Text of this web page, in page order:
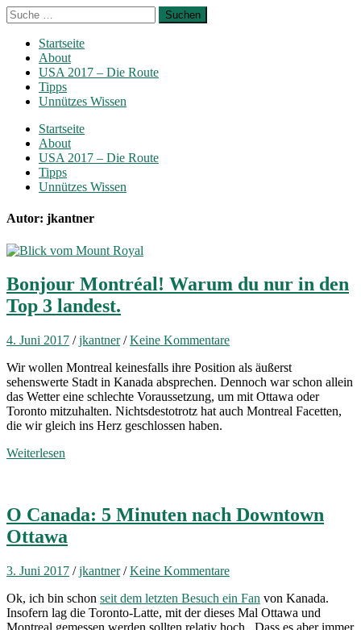
Startseite
About
USA 2017 – Die Route
Tipps
Unnützes Wissen
Startseite
About
USA 2017 – Die Route
Tipps
Unnützes Wissen
Autor: jkantner
Bonjour Montréal! Warum du nur in den
Top 3 landest.
4. Juni 2017 /jkantner /Keine Kommentare
Wir wollen Montreal keinesfalls ihre Position als äußerst
sehenswerte Stadt in Kanada absprechen. Dennoch war schon allein
das Wetter eine schlechte Voraussetzung, um mit Ottawa oder
Toronto mitzuhalten. Nichtsdestotrotz hat auch Montreal Facetten,
die wir gleich ins Herz geschlossen haben.
Weiterlesen
O Canada: 5 Minuten nach Downtown
Ottawa
3. Juni 2017 /jkantner /Keine Kommentare
Ok, ich bin schon seit dem letzten Besuch ein Fan von Kanada.
Insofern lag die Toronto-Latte, mit der dieses Mal Ottawa und